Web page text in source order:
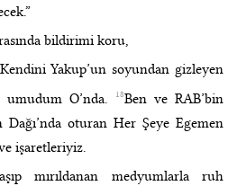
bildirimi koru,
Kendini Yakup’un soyundan gizleyen
O’nda.
18Ben ve RAB’bin
oturan Her Şeye Egemen
işaretleriyiz.
mırıldanan medyumlarla ruh